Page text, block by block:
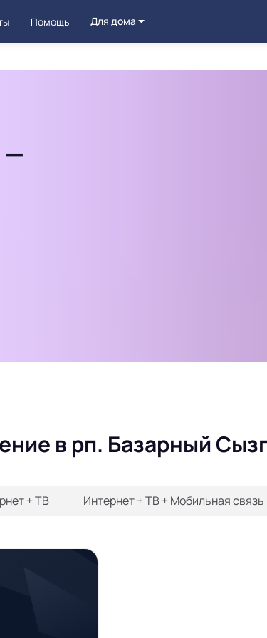
Помощь Для дома
—
в рп. Базарный
+ ТВ Интернет + ТВ + Мобильная связь